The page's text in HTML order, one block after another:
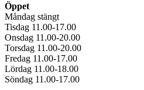
Öppet
Måndag stängt
Tisdag 11.00-17.00
Onsdag 11.00-20.00
Torsdag 11.00-20.00
Fredag 11.00-17.00
Lördag 11.00-18.00
Söndag 11.00-17.00